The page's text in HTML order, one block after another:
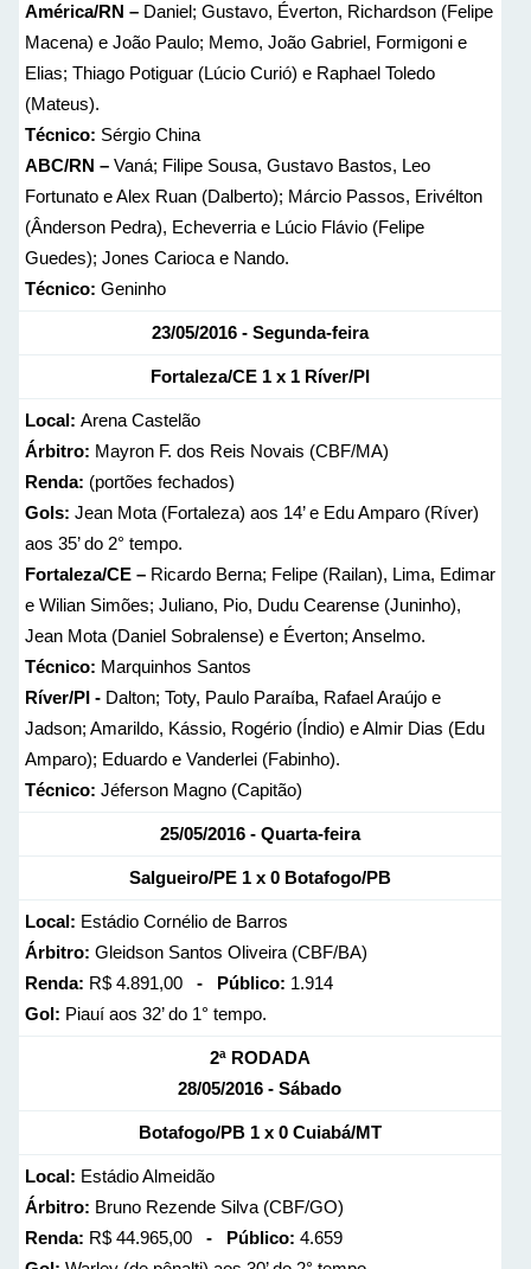
América/RN –Daniel; Gustavo, Éverton, Richardson (Felipe
Macena) e João Paulo; Memo, João Gabriel, Formigoni e
Elias; Thiago Potiguar (Lúcio Curió) e Raphael Toledo
(Mateus).
Técnico: Sérgio China
ABC/RN –Vaná; Filipe Sousa, Gustavo Bastos, Leo
Fortunato e Alex Ruan (Dalberto); Márcio Passos, Erivélton
(Ânderson Pedra), Echeverria e Lúcio Flávio (Felipe
Guedes); Jones Carioca e Nando.
Técnico: Geninho
23/05/2016 - Segunda-feira
Fortaleza/CE 1 x 1 Ríver/PI
Local: Arena Castelão
Árbitro: Mayron F. dos Reis Novais (CBF/MA)
Renda: (portões fechados)
Gols: Jean Mota (Fortaleza) aos 14’ e Edu Amparo (Ríver)
aos 35’ do 2° tempo.
Fortaleza/CE –Ricardo Berna; Felipe (Railan), Lima, Edimar
e Wilian Simões; Juliano, Pio, Dudu Cearense (Juninho),
Jean Mota (Daniel Sobralense) e Éverton; Anselmo.
Técnico: Marquinhos Santos
Ríver/PI -Dalton; Toty, Paulo Paraíba, Rafael Araújo e
Jadson; Amarildo, Kássio, Rogério (Índio) e Almir Dias (Edu
Amparo); Eduardo e Vanderlei (Fabinho).
Técnico: Jéferson Magno (Capitão)
25/05/2016 - Quarta-feira
Salgueiro/PE 1 x 0 Botafogo/PB
Local: Estádio Cornélio de Barros
Árbitro: Gleidson Santos Oliveira (CBF/BA)
Renda: R$ 4.891,00 - Público: 1.914
Gol: Piauí aos 32’ do 1° tempo.
2ª RODADA
28/05/2016 - Sábado
Botafogo/PB 1 x 0 Cuiabá/MT
Local: Estádio Almeidão
Árbitro: Bruno Rezende Silva (CBF/GO)
Renda: R$ 44.965,00 - Público: 4.659